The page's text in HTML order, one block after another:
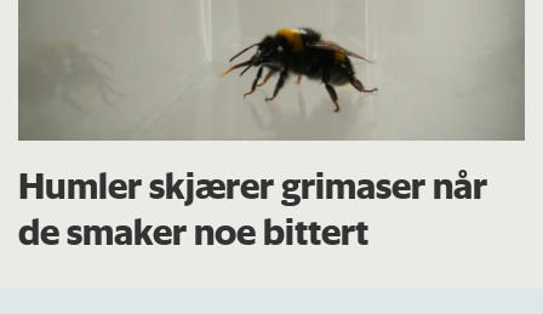
Humler skjærer grimaser når
de smaker noe bittert